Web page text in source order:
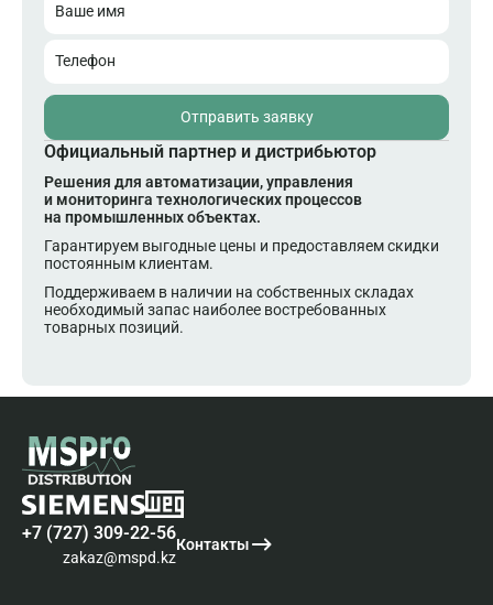
Ваше имя
Телефон
Отправить заявку
Официальный партнер и дистрибьютор
Решения для автоматизации, управления
и мониторинга технологических процессов
на промышленных объектах.
Гарантируем выгодные цены и предоставляем скидки
постоянным клиентам.
Поддерживаем в наличии на собственных складах
необходимый запас наиболее востребованных
товарных позиций.
+7 (727) 309-22-56
zakaz@mspd.kz
Контакты